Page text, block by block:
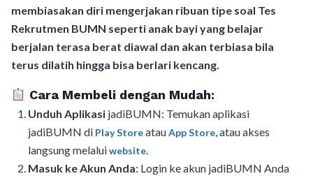
membiasakan diri mengerjakan ribuan tipe soal Tes
Rekrutmen BUMN seperti anak bayi yang belajar
berjalan terasa berat diawal dan akan terbiasa bila
terus dilatih hingga bisa berlari kencang.
Cara Membeli dengan Mudah:
Unduh Aplikasi jadiBUMN: Temukan aplikasi
jadiBUMN di Play StoreatauApp Store, atau akses
langsung melaluiwebsite.
Masuk ke Akun Anda: Login ke akun jadiBUMN Anda